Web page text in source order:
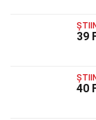
39
40